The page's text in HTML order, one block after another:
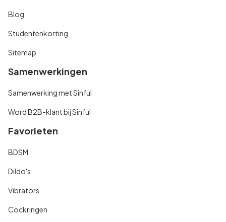
Blog
Studentenkorting
Sitemap
Samenwerkingen
Samenwerking met Sinful
Word B2B-klant bij Sinful
Favorieten
BDSM
Dildo's
Vibrators
Cockringen